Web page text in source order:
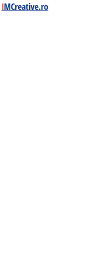
IMCreative.ro